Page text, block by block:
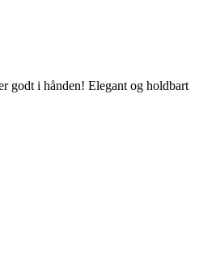
godt i hånden! Elegant og holdbart